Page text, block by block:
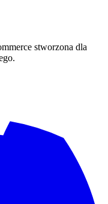
stworzona dla